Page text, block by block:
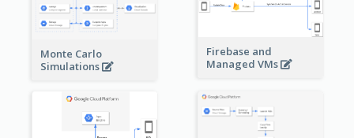
Firebase and
Managed VMs
Monte Carlo
Simulations